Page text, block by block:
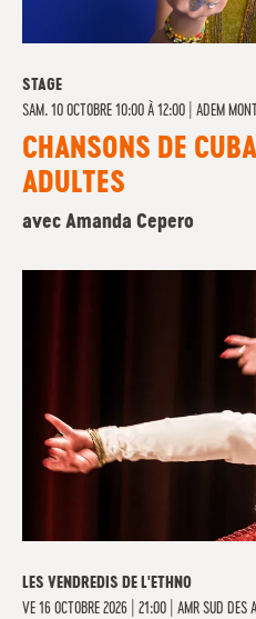
STAGE
SAM. 10 OCTOBRE 10:00 À 12:00
ADEM
CHANSONS DE
ADULTES
avec Amanda Cepero
LES VENDREDIS DE L'ETHNO
VE 16 OCTOBRE 2026 | 21:00 AMR SUD DES